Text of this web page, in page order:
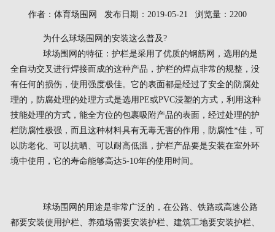
联系我们
作者：体育场围网 发布日期：2019-05-21 浏览量：2200
为什么球场围网的安装这么普及?
球场围网的特征：护栏是采用了优质的钢筋网，选用的是
全自动交叉进行焊接而成的这种产品，护栏的焊点非常的规整，没
有任何的损伤，使用强度极佳。它的表面都是经过了安全的防腐处
理的，防腐处理的处理方式是选用PE或PVC浸塑的方式，利用这种
技能处理的方式，能全方位的包裹吸附产品的表面，经过处理的护
栏防腐性极强，而且这种材料具有无毒无害的作用，防腐性*佳，可
以防老化、可以抗晒、可以耐高低温，护栏产品要是安装在室外环
境中使用，它的寿命能够高达5-10年的使用时间。
球场围网的用途是非常广泛的，在公路、铁路或高速公路
都要安装使用护栏、养殖场需要安装护栏、建筑工地要安装护栏、